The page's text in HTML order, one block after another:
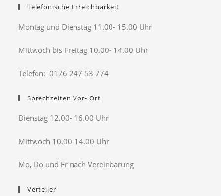
Telefonische Erreichbarkeit
Montag und Dienstag 11.00- 15.00 Uhr
Mittwoch bis Freitag 10.00- 14.00 Uhr
Telefon: 0176 247 53 774
Sprechzeiten Vor- Ort
Dienstag 12.00- 16.00 Uhr
Mittwoch 10.00-14.00 Uhr
Mo, Do und Fr nach Vereinbarung
Verteiler